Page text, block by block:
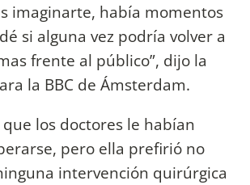
imaginarte, había momentos
si alguna vez podría volver a
frente al público”, dijo la
la BBC de Ámsterdam.
los doctores le habían
pero ella prefirió no
intervención quirúrgica